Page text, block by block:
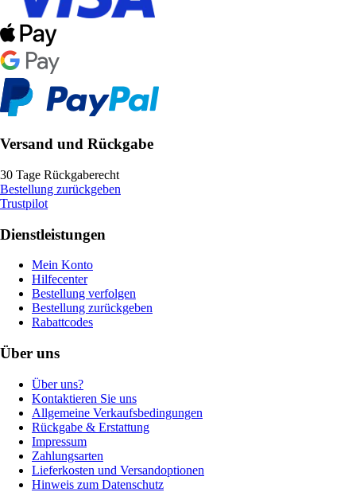
Versand und Rückgabe
30 Tage Rückgaberecht
Bestellung zurückgeben
Trustpilot
Dienstleistungen
Mein Konto
Hilfecenter
Bestellung verfolgen
Bestellung zurückgeben
Rabattcodes
Über uns
Über uns?
Kontaktieren Sie uns
Allgemeine Verkaufsbedingungen
Rückgabe & Erstattung
Impressum
Zahlungsarten
Lieferkosten und Versandoptionen
Hinweis zum Datenschutz